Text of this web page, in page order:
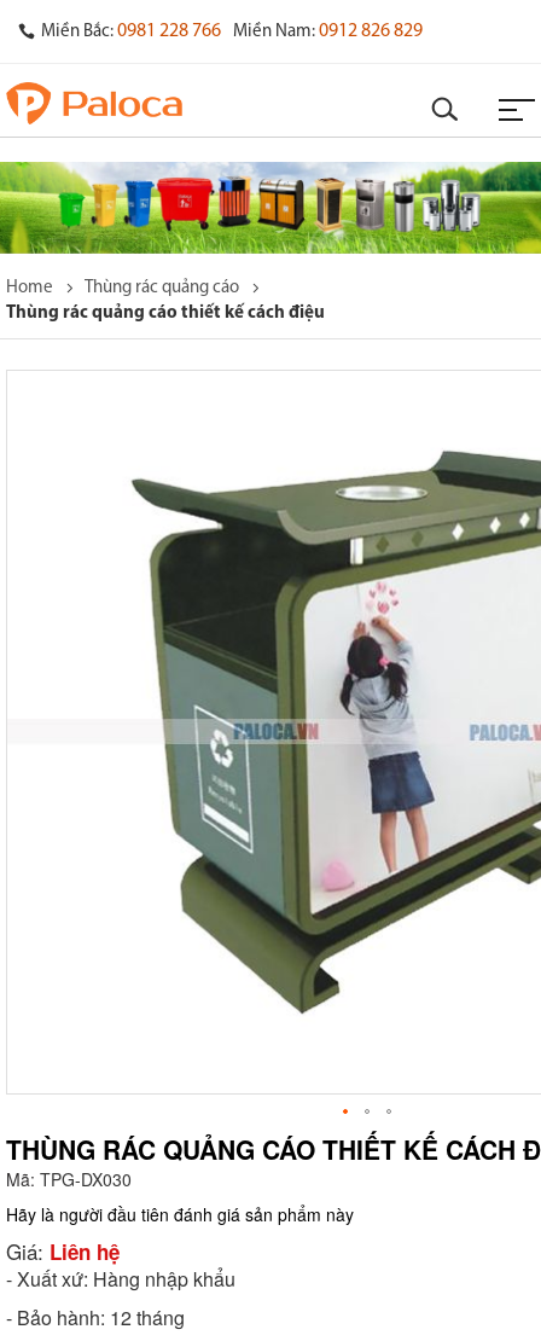
Miền Bắc: 0981 228 766 Miền Nam: 0912 826 829
Home
Thùng rác quảng cáo
Thùng rác quảng cáo thiết kế cách điệu
THÙNG RÁC QUẢNG CÁO THIẾT KẾ CÁCH
Mã: TPG-DX030
Hãy là người đầu tiên đánh giá sản phẩm này
Giá: Liên hệ
- Xuất xứ: Hàng nhập khẩu
- Bảo hành: 12 tháng